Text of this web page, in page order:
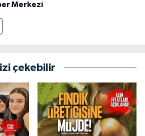
Merkezi
çekebilir